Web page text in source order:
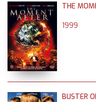
THE
1999
BUSTER